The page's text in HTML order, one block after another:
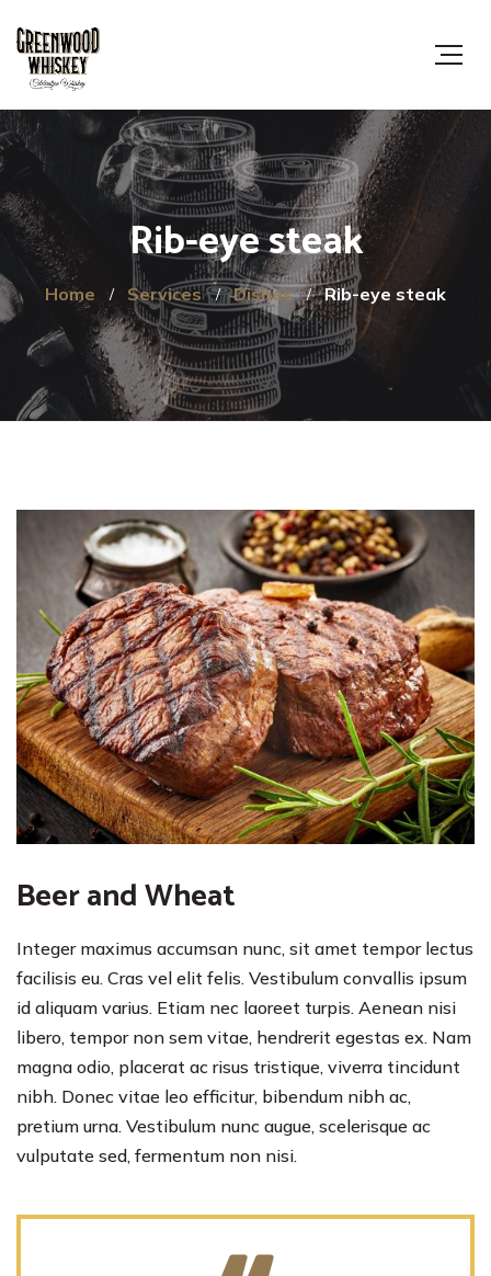
Rib-eye steak
Home Services Dishes Rib-eye steak
Beer and Wheat
Integer maximus accumsan nunc, sit amet tempor lectus
facilisis eu. Cras vel elit felis. Vestibulum convallis ipsum
id aliquam varius. Etiam nec laoreet turpis. Aenean nisi
libero, tempor non sem vitae, hendrerit egestas ex. Nam
magna odio, placerat ac risus tristique, viverra tincidunt
nibh. Donec vitae leo efficitur, bibendum nibh ac,
pretium urna. Vestibulum nunc augue, scelerisque ac
vulputate sed, fermentum non nisi.